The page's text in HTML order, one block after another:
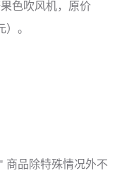
果色吹风机，原价
）。
商品除特殊情况外不